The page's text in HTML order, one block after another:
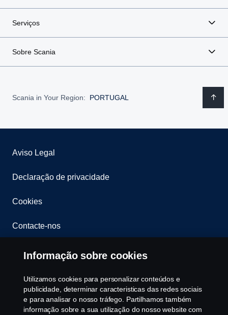
Serviços
Sobre Scania
Scania in Your Region: PORTUGAL
Aviso Legal
Declaração de privacidade
Cookies
Contacte-nos
Whistleblowing
Política ambiental
Governance, Risk & Compliance
Informação sobre cookies
Utilizamos cookies para personalizar conteúdos e
publicidade, determinar caracteristicas das redes sociais
e para analisar o nosso tráfego. Partilhamos também
informação sobre a sua utilização do nosso website com